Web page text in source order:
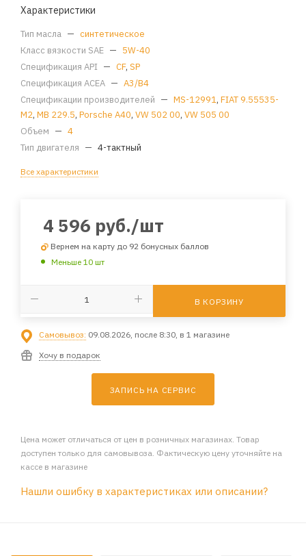
Характеристики
Тип масла — синтетическое
Класс вязкости SAE — 5W-40
Спецификация API — CF, SP
Спецификация ACEA — A3/B4
Спецификации производителей — MS-12991, FIAT 9.55535-
M2, MB 229.5, Porsche A40, VW 502 00, VW 505 00
Объем — 4
Тип двигателя — 4-тактный
Все характеристики
4 596 руб./шт
Вернем на карту до 92 бонусных баллов
Меньше 10 шт
В КОРЗИНУ
Самовывоз: 09.08.2026, после 8:30, в 1 магазине
Хочу в подарок
ЗАПИСЬ НА СЕРВИС
Цена может отличаться от цен в розничных магазинах. Товар
доступен только для самовывоза. Фактическую цену уточняйте на
кассе в магазине
Нашли ошибку в характеристиках или описании?